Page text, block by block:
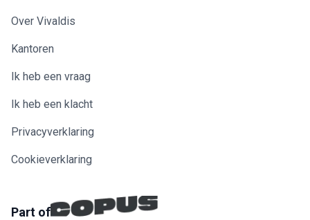
Over Vivaldis
Kantoren
Ik heb een vraag
Ik heb een klacht
Privacyverklaring
Cookieverklaring
Part of